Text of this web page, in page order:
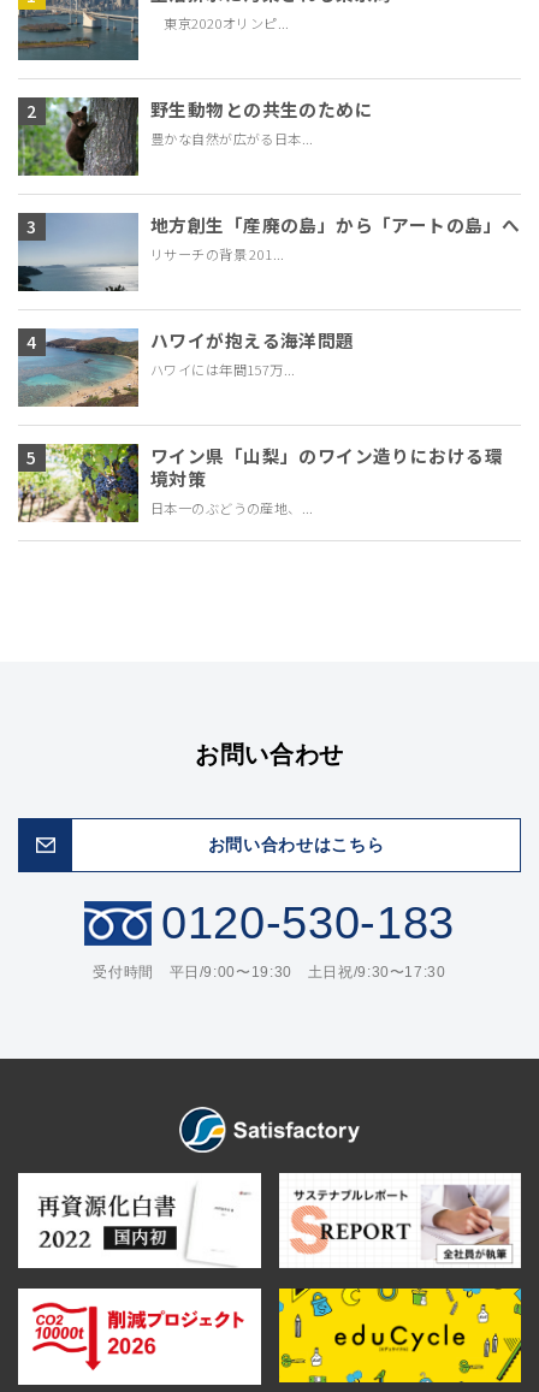
東京2020オリンピ...
野生動物との共生のために
豊かな自然が広がる日本...
地方創生「産廃の島」から「アートの島」へ
リサーチの背景 201...
ハワイが抱える海洋問題
ハワイには年間157万...
ワイン県「山梨」のワイン造りにおける環
境対策
日本一のぶどうの産地、...
お問い合わせ
お問い合わせはこちら
0120-530-183
受付時間 平日/9:00〜19:30 土日祝/9:30〜17:30